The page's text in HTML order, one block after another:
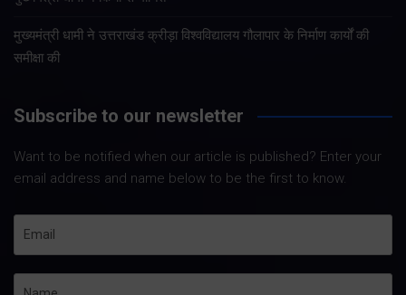
मुख्यमंत्री धामी ने उत्तराखंड क्रीड़ा विश्वविद्यालय गौलापार के निर्माण कार्यों की
समीक्षा की
Subscribe to our newsletter
Want to be notified when our article is published? Enter your
email address and name below to be the first to know.